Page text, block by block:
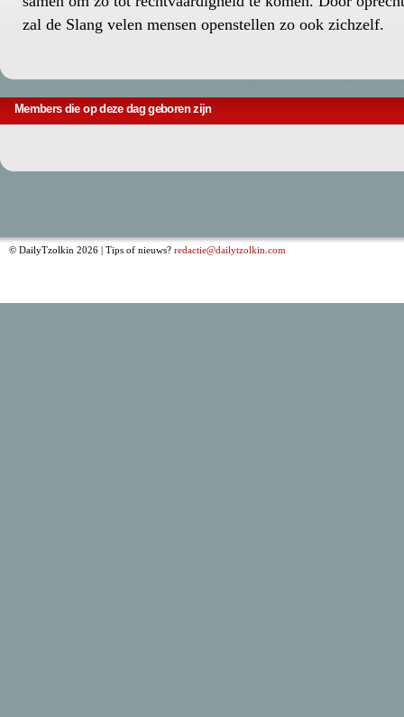
zal de Slang velen mensen openstellen zo ook zichzelf.
Members die op deze dag geboren zijn
© DailyTzolkin 2026 | Tips of nieuws? redactie@dailytzolkin.com